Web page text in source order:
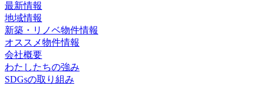
最新情報
地域情報
新築・リノベ物件情報
オススメ物件情報
会社概要
わたしたちの強み
SDGsの取り組み